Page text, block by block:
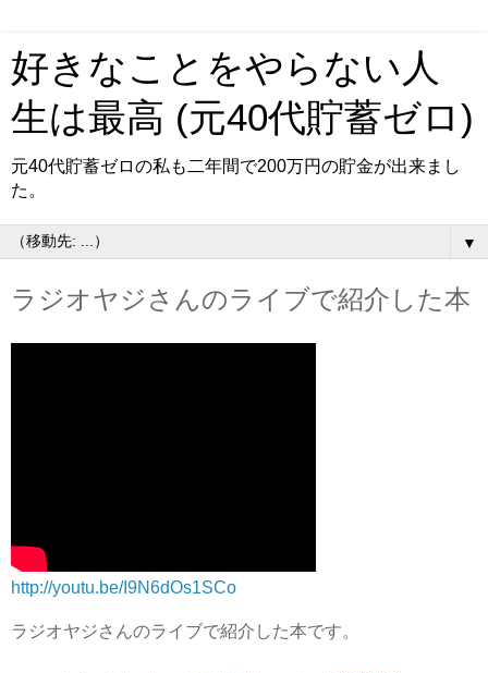
好きなことをやらない人
生は最高 (元40代貯蓄ゼロ)
元40代貯蓄ゼロの私も二年間で200万円の貯金が出来まし
た。
▼
ラジオヤジさんのライブで紹介した本
http://youtu.be/I9N6dOs1SCo
ラジオヤジさんのライブで紹介した本です。